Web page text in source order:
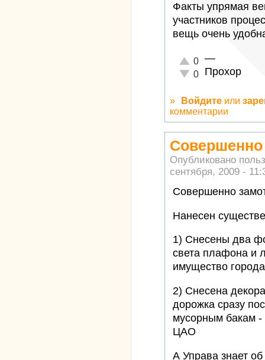
Факты упрямая
участников
вещь очень
Отлично!
0
Неадекватно!
0
—
Прохор
» Войдите или
комментарии
Совершенно
Опубликовано
сентября, 2009 -
Совершенно
Нанесен
1) Снесены два
света плафона и
имущество
2) Снесена
дорожка сразу
мусорным бакам -
ЦАО
А Управа знает